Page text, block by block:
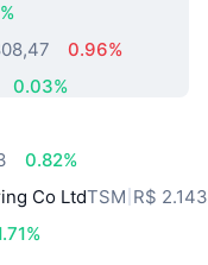
0.96%
0.03%
0.82%
Co LtdTSM R$